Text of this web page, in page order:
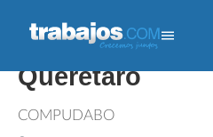
Gerente
Querétaro
COMPUDABO